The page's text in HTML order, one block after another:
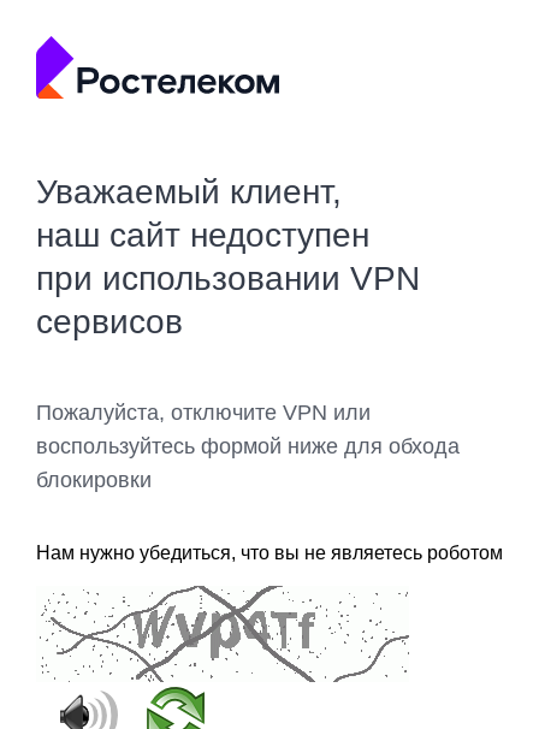
Уважаемый клиент,
наш сайт недоступен
при использовании VPN
сервисов
Пожалуйста, отключите VPN или
воспользуйтесь формой ниже для обхода
блокировки
Нам нужно убедиться, что вы не являетесь роботом